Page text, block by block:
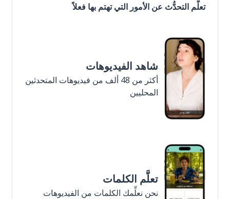
تعلَّم التحدُّث عن الأمور التي تهتم بها فعلاً
شاهد الفيديوهات
أكثر من 48 ألف من فيديوهات المتحدثين
المحليين
تعلَّم الكلمات
نحن نعلِّمك الكلمات من الفيديوهات